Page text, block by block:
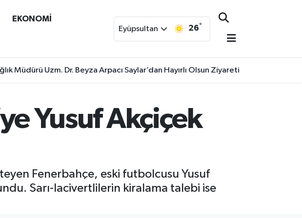
EKONOMİ
Eyüpsultan 26°
Müdürü Uzm. Dr. Beyza Arpacı Saylar’dan Hayırlı Olsun Ziyareti
Yusuf Akçiçek
Fenerbahçe, eski futbolcusu Yusuf
Sarı-lacivertlilerin kiralama talebi ise